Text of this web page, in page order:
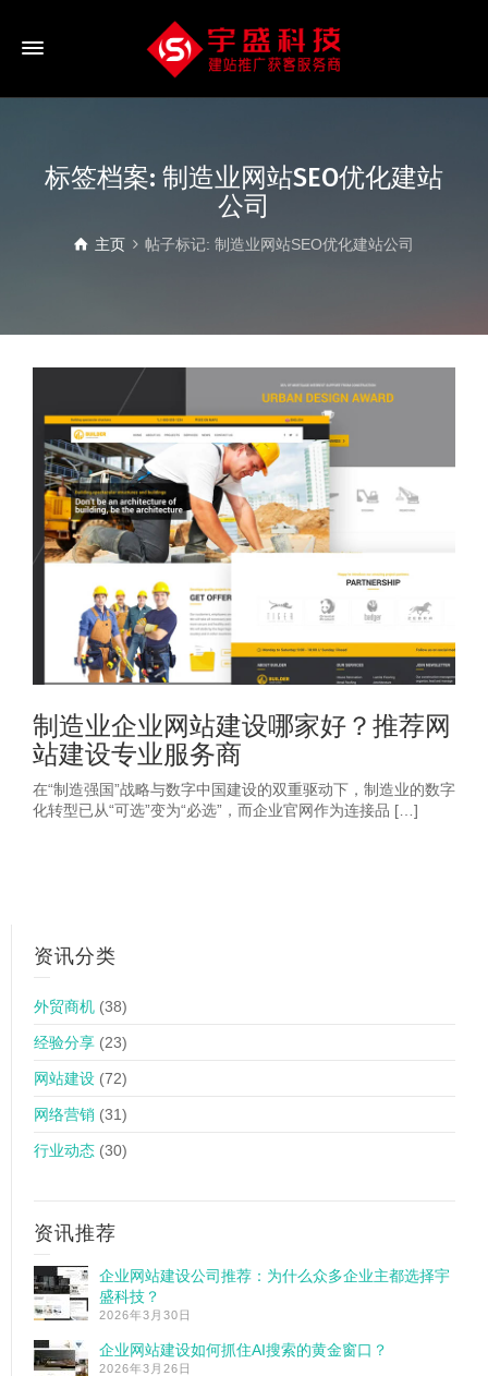
标签档案: 制造业网站SEO优化建站
公司
主页 帖子标记: 制造业网站SEO优化建站公司
制造业企业网站建设哪家好？推荐网
站建设专业服务商
在“制造强国”战略与数字中国建设的双重驱动下，制造业的数字
化转型已从“可选”变为“必选”，而企业官网作为连接品 […]
资讯分类
外贸商机 (38)
经验分享 (23)
网站建设 (72)
网络营销 (31)
行业动态 (30)
资讯推荐
企业网站建设公司推荐：为什么众多企业主都选择宇
盛科技？
2026年3月30日
企业网站建设如何抓住AI搜索的黄金窗口？
2026年3月26日